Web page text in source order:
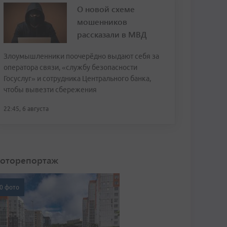
О новой схеме
мошенников
рассказали в МВД
Злоумышленники поочерёдно выдают себя за
оператора связи, «службу безопасности
Госуслуг» и сотрудника Центрального банка,
чтобы вывезти сбережения
22:45, 6 августа
фото